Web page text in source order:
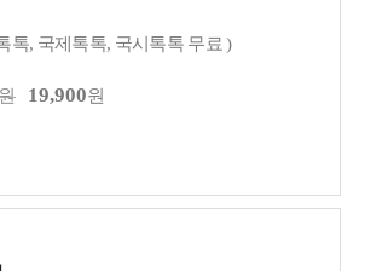
톡, 국제톡톡, 국시톡톡 무료 )
19,900원